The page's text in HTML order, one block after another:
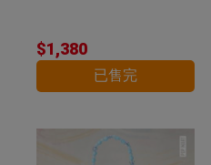
$1,380
已售完